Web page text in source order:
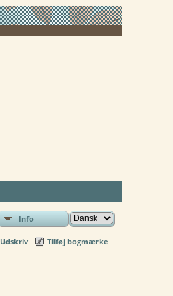
Info
Udskriv Tilføj bogmærke